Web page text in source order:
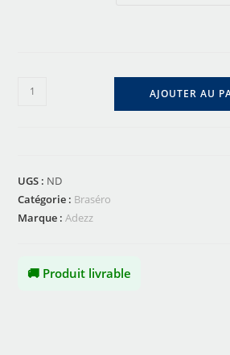
AJOUTER AU
UGS : ND
Catégorie : Braséro
Marque :Adezz
🚚 Produit livrable